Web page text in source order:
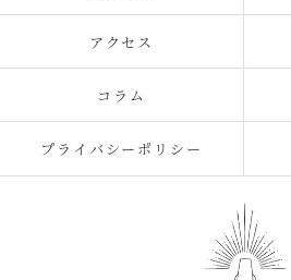
アクセス
コラム
プライバシーポリシー